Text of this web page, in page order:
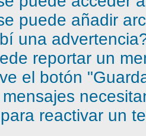
puede añadir
una
reportar un
el botón
reactivar un